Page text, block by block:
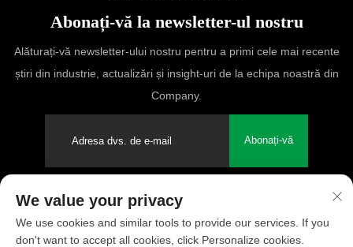
Abonați-vă la newsletter-ul nostru
Alăturați-vă newsletter-ului nostru pentru a primi cele mai recente
știri din industrie, actualizări și insight-uri de la echipa noastră din
Company.
Abonați-vă
Toate drepturile rezervate
We value your privacy
We use cookies and similar tools to provide our services. If you
don't want to accept all cookies, click Personalize cookies.